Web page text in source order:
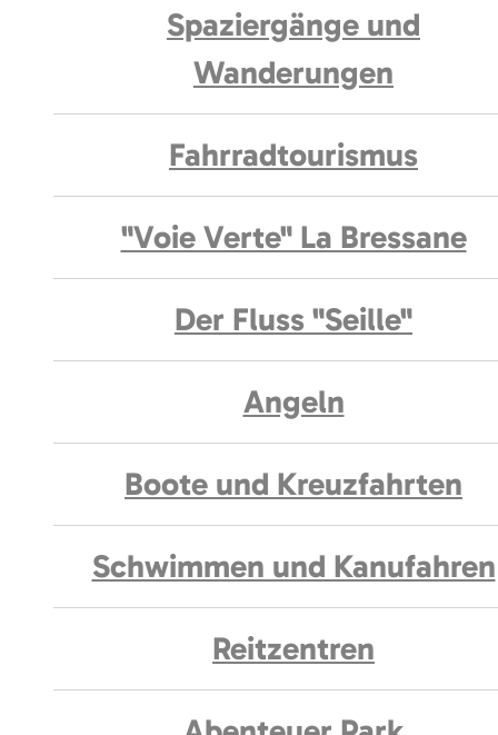
Spaziergänge und
Wanderungen
Fahrradtourismus
"Voie Verte" La Bressane
Der Fluss "Seille"
Angeln
Boote und Kreuzfahrten
Schwimmen und Kanufahren
Reitzentren